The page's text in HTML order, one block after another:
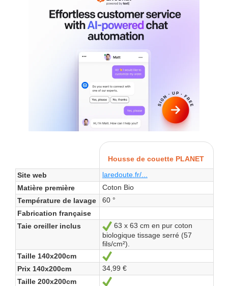
Housse de couette PLANET
Site web
laredoute.fr/...
Matière première
Coton Bio
Température de lavage
60 °
Fabrication française
Taie oreiller inclus
Oui
63 x 63 cm en pur coton
biologique tissage serré (57
fils/cm²).
Taille 140x200cm
Prix 140x200cm
34,99 €
Taille 200x200cm